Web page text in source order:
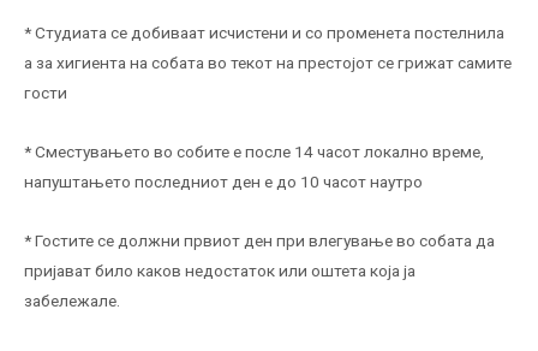
* Студиата се добиваат исчистени и со променета постелнила
а за хигиента на собата во текот на престојот се грижат самите
гости
* Сместувањето во собите е после 14 часот локално време,
напуштањето последниот ден е до 10 часот наутро
* Гостите се должни првиот ден при влегување во собата да
пријават било каков недостаток или оштета која ја
забележале.